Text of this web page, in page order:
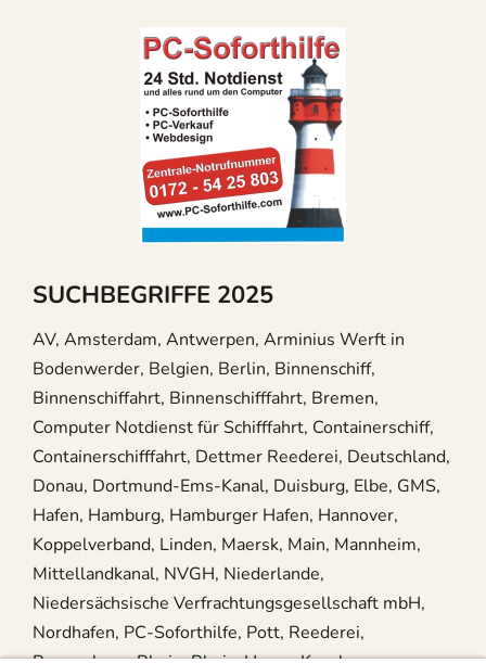
SUCHBEGRIFFE 2025
AV, Amsterdam, Antwerpen, Arminius Werft in
Bodenwerder, Belgien, Berlin, Binnenschiff,
Binnenschiffahrt, Binnenschifffahrt, Bremen,
Computer Notdienst für Schifffahrt, Containerschiff,
Containerschifffahrt, Dettmer Reederei, Deutschland,
Donau, Dortmund-Ems-Kanal, Duisburg, Elbe, GMS,
Hafen, Hamburg, Hamburger Hafen, Hannover,
Koppelverband, Linden, Maersk, Main, Mannheim,
Mittellandkanal, NVGH, Niederlande,
Niedersächsische Verfrachtungsgesellschaft mbH,
Nordhafen, PC-Soforthilfe, Pott, Reederei,